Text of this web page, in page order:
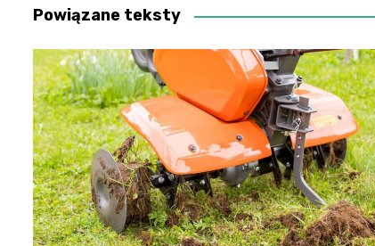
Powiązane teksty